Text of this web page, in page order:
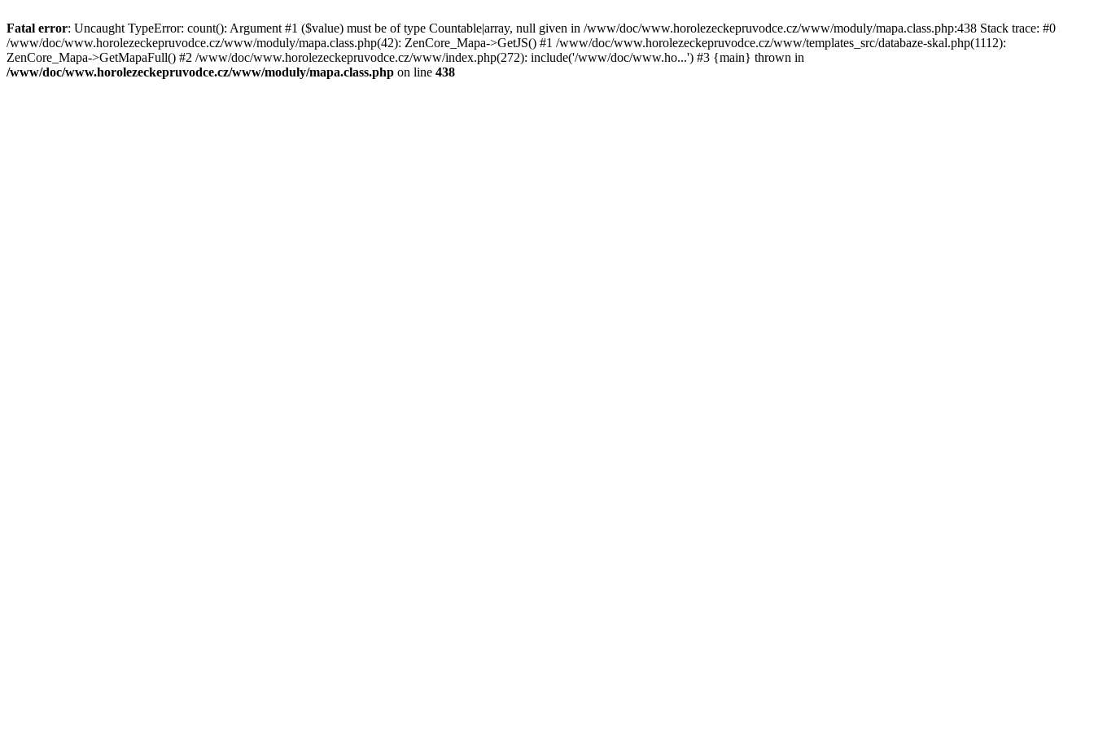
Fatal error: Uncaught TypeError: count(): Argument #1 ($value) must be of type Countable|array, null given in /www/doc/www.horolezeckepruvodce.cz/www/moduly/mapa.class.php:438 Stack trace: #0
/www/doc/www.horolezeckepruvodce.cz/www/moduly/mapa.class.php(42): ZenCore_Mapa->GetJS() #1 /www/doc/www.horolezeckepruvodce.cz/www/templates_src/databaze-skal.php(1112):
ZenCore_Mapa->GetMapaFull() #2 /www/doc/www.horolezeckepruvodce.cz/www/index.php(272): include('/www/doc/www.ho...') #3 {main} thrown in
/www/doc/www.horolezeckepruvodce.cz/www/moduly/mapa.class.php on line 438